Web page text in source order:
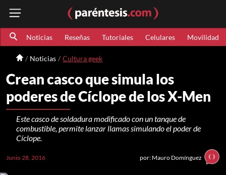
Noticias Reseñas Tutoriales Celulares Movilidad
Noticias Cultura geek
Crean casco que simula los
poderes de Cíclope de los X-Men
Este casco de soldadura modificado con un tanque de
combustible, permite lanzar llamas simulando el poder de
Cíclope.
Junio 28, 2016 por: Mauro Domínguez